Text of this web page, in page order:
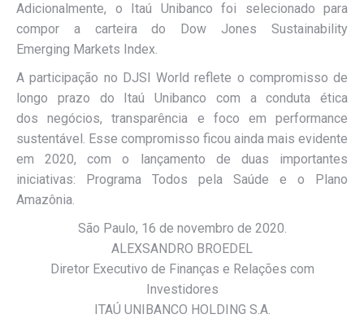
Adicionalmente, o Itaú Unibanco foi selecionado para
compor a carteira do Dow Jones Sustainability
Emerging Markets Index.
A participação no DJSI World reflete o compromisso de
longo prazo do Itaú Unibanco com a conduta ética
dos negócios, transparência e foco em performance
sustentável. Esse compromisso ficou ainda mais evidente
em 2020, com o lançamento de duas importantes
iniciativas: Programa Todos pela Saúde e o Plano
Amazônia.
São Paulo, 16 de novembro de 2020.
ALEXSANDRO BROEDEL
Diretor Executivo de Finanças e Relações com
Investidores
ITAÚ UNIBANCO HOLDING S.A.